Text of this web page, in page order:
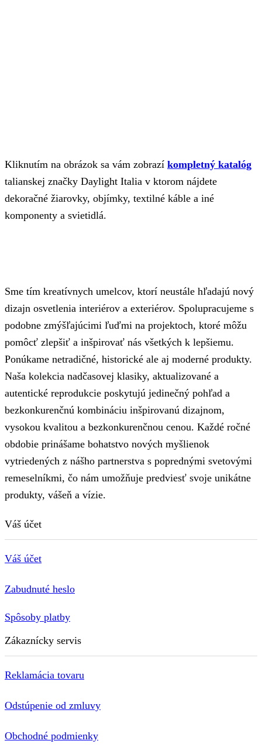
Kliknutím na obrázok sa vám zobrazí kompletný katalóg
talianskej značky Daylight Italia v ktorom nájdete
dekoračné žiarovky, objímky, textilné káble a iné
komponenty a svietidlá.
Sme tím kreatívnych umelcov, ktorí neustále hľadajú nový
dizajn osvetlenia interiérov a exteriérov. Spolupracujeme s
podobne zmýšľajúcimi ľuďmi na projektoch, ktoré môžu
pomôcť zlepšiť a inšpirovať nás všetkých k lepšiemu.
Ponúkame netradičné, historické ale aj moderné produkty.
Naša kolekcia nadčasovej klasiky, aktualizované a
autentické reprodukcie poskytujú jedinečný pohľad a
bezkonkurenčnú kombináciu inšpirovanú dizajnom,
vysokou kvalitou a bezkonkurenčnou cenou. Každé ročné
obdobie prinášame bohatstvo nových myšlienok
vytriedených z nášho partnerstva s poprednými svetovými
remeselníkmi, čo nám umožňuje predviesť svoje unikátne
produkty, vášeň a vízie.
Váš účet
Váš účet
Zabudnuté heslo
Spôsoby platby
Zákaznícky servis
Reklamácia tovaru
Odstúpenie od zmluvy
Obchodné podmienky